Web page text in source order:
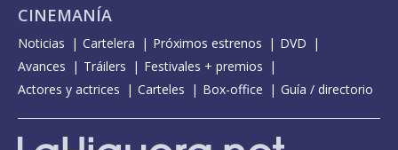
CINEMANÍA
Noticias Cartelera Próximos estrenos
DVD
Avances
Tráilers
Festivales + premios
Actores y actrices
Carteles Box-office Guía / directorio